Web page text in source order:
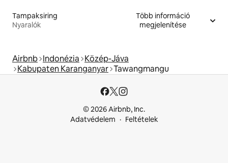
Tampaksiring
Nyaralók
Több információ
megjelenítése
Airbnb Indonézia Közép-Jáva
Kabupaten Karanganyar Tawangmangu
© 2026 Airbnb, Inc.
Adatvédelem
Feltételek